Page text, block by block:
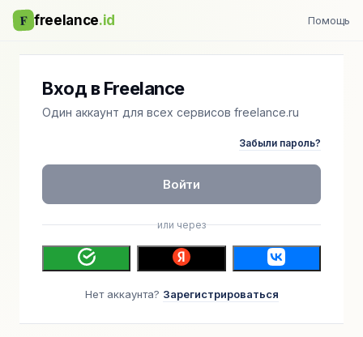
F freelance.id Помощь
Вход в Freelance
Один аккаунт для всех сервисов freelance.ru
Забыли пароль?
Войти
или через
Нет аккаунта? Зарегистрироваться